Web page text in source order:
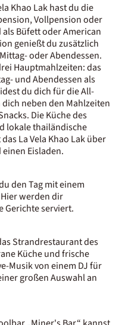
Khao Lak hast du die
Vollpension oder
Büfett oder American
genießt du zusätzlich
oder Abendessen.
Hauptmahlzeiten: das
und Abendessen als
du dich für die All-
neben den Mahlzeiten
Die Küche des
lokale thailändische
La Vela Khao Lak über
Eisladen.
den Tag mit einem
werden dir
Gerichte serviert.
Strandrestaurant des
Küche und frische
Musik von einem DJ für
großen Auswahl an